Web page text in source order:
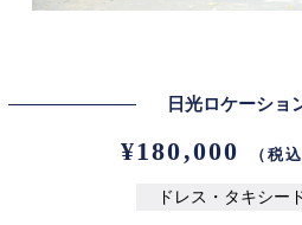
日光ロケーショ
¥180,000 （税
ドレス・タキシ